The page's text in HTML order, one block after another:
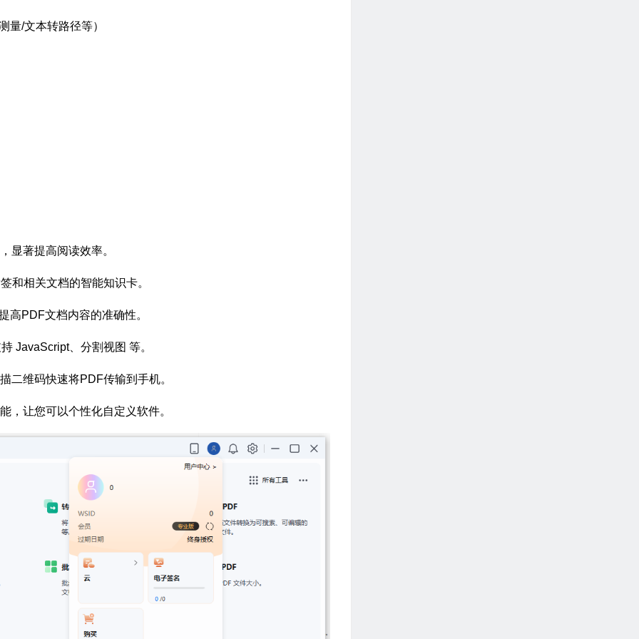
量/文本转路径等）
显著提高阅读效率。
和相关文档的智能知识卡。
高PDF文档内容的准确性。
JavaScript、分割视图 等。
二维码快速将PDF传输到手机。
，让您可以个性化自定义软件。